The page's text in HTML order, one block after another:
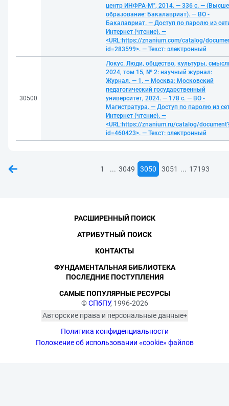
центр ИНФРА-М", 2014. — 336 с. —
образование: Бакалавриат). — ВО -
Бакалавриат. — Доступ по паролю из
Интернет (чтение). —
<URL:https://znanium.com/catalog/
id=283599>. — Текст: электронный
30500
Локус. Люди, общество, культуры,
2024, том 15, № 2: научный журнал:
Журнал. — 1. — Москва: Московский
педагогический государственный
университет, 2024. — 178 с. — ВО -
Магистратура. — Доступ по паролю из
Интернет (чтение). —
<URL:https://znanium.ru/catalog/
id=460423>. — Текст: электронный
1 ... 3049 3050 3051 ... 17193
©СПбПУ, 1996-2026
Авторские права и персональные данные
изображённых лиц в соответствии
с требованиями законодательства
Политика конфиденциальности
Положение об использовании «cookie» файлов
РАСШИРЕННЫЙ ПОИСК
АТРИБУТНЫЙ ПОИСК
КОНТАКТЫ
ФУНДАМЕНТАЛЬНАЯ БИБЛИОТЕКА
ПОСЛЕДНИЕ ПОСТУПЛЕНИЯ
САМЫЕ ПОПУЛЯРНЫЕ РЕСУРСЫ